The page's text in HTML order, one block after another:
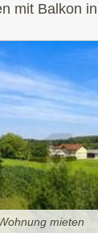
mit Balkon
mieten